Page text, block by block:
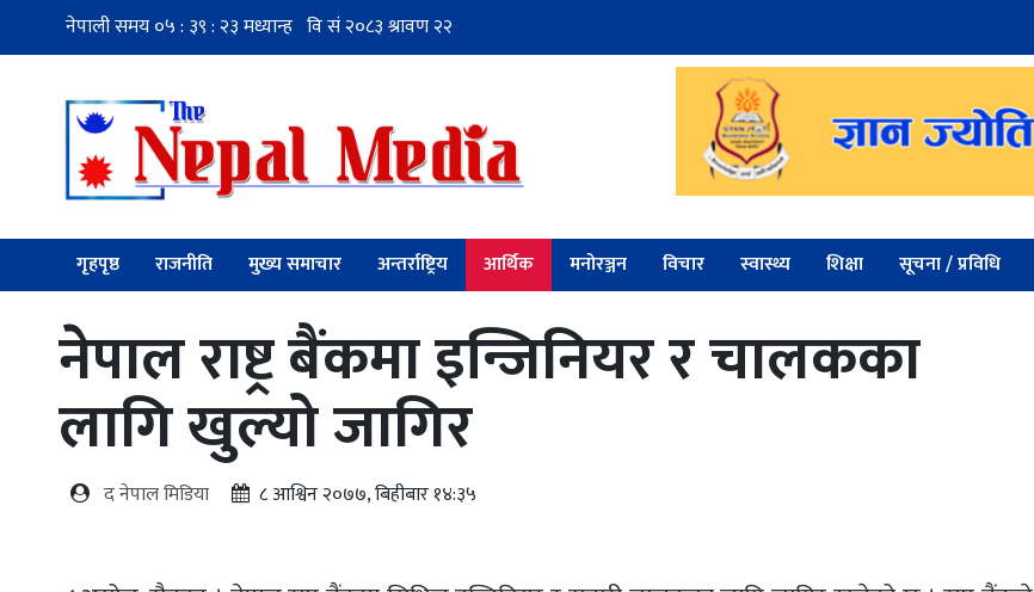
गृहपृष्ठ राजनीति मुख्य समाचार अन्तर्राष्ट्रिय आर्थिक मनोरञ्जन विचार स्वास्थ्य शिक्षा सूचना / प्रविधि
नेपाल राष्ट्र बैंकमा इन्जिनियर र चालकका
लागि खुल्यो जागिर
द नेपाल मिडिया ८ आश्विन २०७७, बिहीबार १४:३५